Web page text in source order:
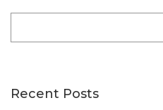
Recent Posts